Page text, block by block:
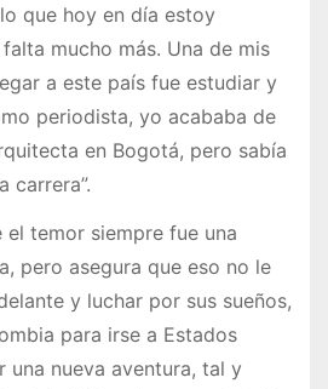
que hoy en día estoy
mucho más. Una de mis
a este país fue estudiar y
periodista, yo acababa de
en Bogotá, pero sabía
carrera”.
el temor siempre fue una
pero asegura que eso no le
y luchar por sus sueños,
para irse a Estados
una nueva aventura, tal y